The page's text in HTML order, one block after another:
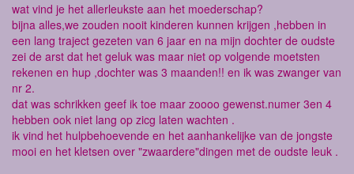
wat vind je het allerleukste aan het moederschap?
bijna alles,we zouden nooit kinderen kunnen krijgen ,hebben in
een lang traject gezeten van 6 jaar en na mijn dochter de oudste
zei de arst dat het geluk was maar niet op volgende moetsten
rekenen en hup ,dochter was 3 maanden!! en ik was zwanger van
nr 2.
dat was schrikken geef ik toe maar zoooo gewenst.numer 3en 4
hebben ook niet lang op zicg laten wachten .
ik vind het hulpbehoevende en het aanhankelijke van de jongste
mooi en het kletsen over "zwaardere"dingen met de oudste leuk .